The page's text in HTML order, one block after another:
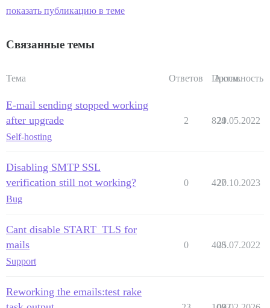
показать публикацию в теме
Связанные темы
Тема Ответов Просм.
Активность
E-mail sending stopped working
after upgrade
Self-hosting
2 824
29.05.2022
Disabling SMTP SSL
verification still not working?
Bug
0 427
20.10.2023
Cant disable START_TLS for
mails
Support
0 408
25.07.2022
Reworking the emails:test rake